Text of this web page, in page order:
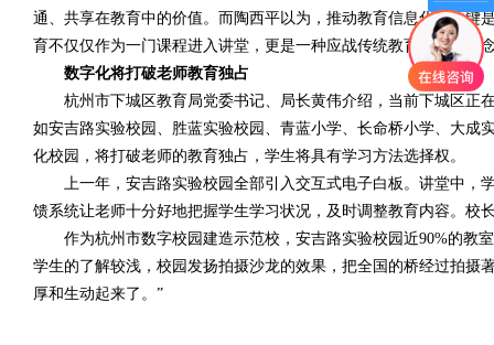
通、共享在教育中的价值。而陶西平以为，推动教育信息化的关键
育不仅仅作为一门课程进入讲堂，更是一种应战传统教育思维的理
数字化将打破老师教育独占
杭州市下城区教育局党委书记、局长黄伟介绍，当前下城区正
如安吉路实验校园、胜蓝实验校园、青蓝小学、长命桥小学、大成
化校园，将打破老师的教育独占，学生将具有学习方法选择权。
上一年，安吉路实验校园全部引入交互式电子白板。讲堂中，
馈系统让老师十分好地把握学生学习状况，及时调整教育内容。校
作为杭州市数字校园建造示范校，安吉路实验校园近90%的教
学生的了解较浅，校园发扬拍摄沙龙的效果，把全国的桥经过拍摄
厚和生动起来了。”